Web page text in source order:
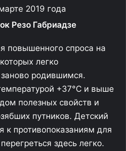
2019 года
Резо Габриадзе
повышенного спроса на
легко
заново родившимся.
+37°C и выше
полезных свойств и
путников. Детский
к противопоказаниям для
здесь легко.